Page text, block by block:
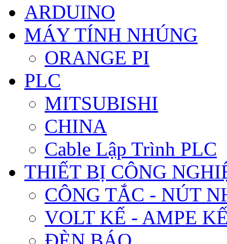
ARDUINO
MÁY TÍNH NHÚNG
ORANGE PI
PLC
MITSUBISHI
CHINA
Cable Lập Trình PLC
THIẾT BỊ CÔNG
CÔNG TẮC - NÚT
VOLT KẾ - AMPE